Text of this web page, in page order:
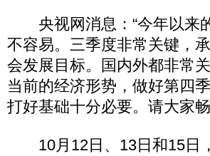
央视网消息：“今年以来
不容易。三季度非常关键，
会发展目标。国内外都非常
当前的经济形势，做好第四
打好基础十分必要。请大家
10月12日、13日和15日